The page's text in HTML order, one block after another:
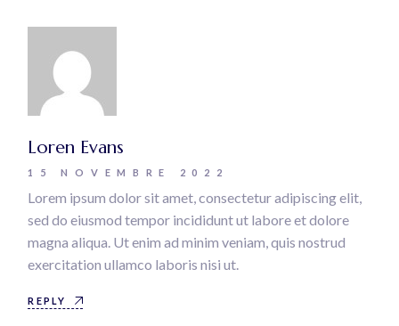
Loren Evans
15 NOVEMBRE 2022
Lorem ipsum dolor sit amet, consectetur adipiscing elit,
sed do eiusmod tempor incididunt ut labore et dolore
magna aliqua. Ut enim ad minim veniam, quis nostrud
exercitation ullamco laboris nisi ut.
REPLY